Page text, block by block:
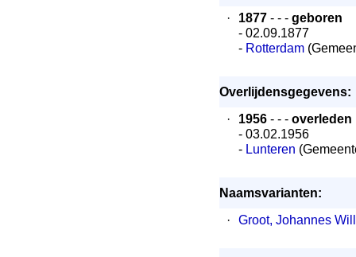
·
1877 - - - geboren
- 02.09.1877
- Rotterdam
Overlijdensgegevens:
·
1956 - - - overleden
- 03.02.1956
- Lunteren
Naamsvarianten:
·
Groot, Johannes